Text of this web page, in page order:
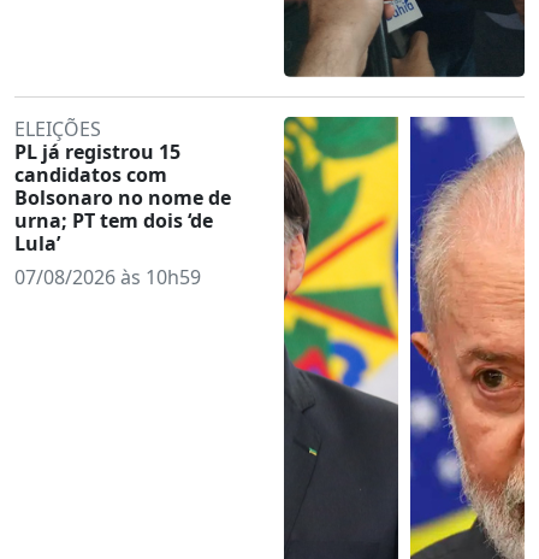
ELEIÇÕES
PL já registrou 15
candidatos com
Bolsonaro no nome de
urna; PT tem dois ‘de
Lula’
07/08/2026 às 10h59